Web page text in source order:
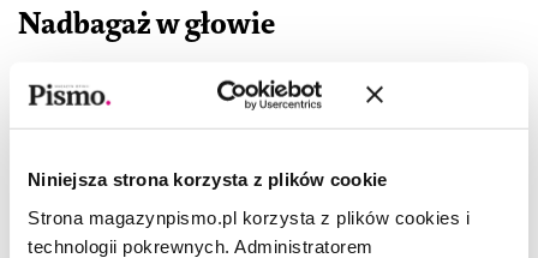
Niniejsza strona korzysta z plików cookie
Strona magazynpismo.pl korzysta z plików cookies i
technologii pokrewnych. Administratorem
Nadbagaż w głowie